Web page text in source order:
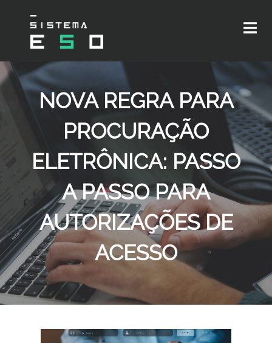
NOVA REGRA PARA
PROCURAÇÃO
ELETRÔNICA: PASSO
A PASSO PARA
AUTORIZAÇÕES DE
ACESSO